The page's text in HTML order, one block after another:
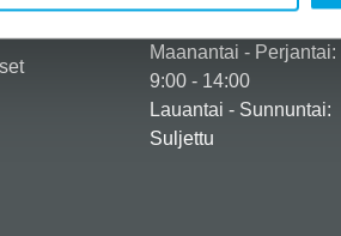
Maanantai - Perjantai:
9:00 - 14:00
Lauantai - Sunnuntai:
Suljettu